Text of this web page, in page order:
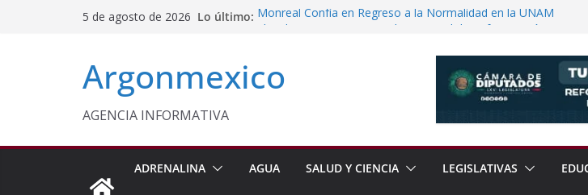
5 de agosto de 2026 Lo último: Monreal Confía en Regreso a la Normalidad en la UNAM
Lluvias y Ciclones
Fiestas de la Vendimia Esperan 90 mil Visitantes en Baja
Juárez
Argonmexico
AGENCIA INFORMATIVA
ADRENALINA AGUA SALUD Y CIENCIA LEGISLATIVAS